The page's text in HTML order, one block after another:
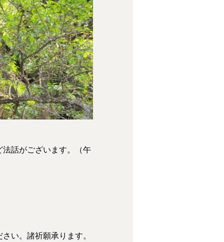
話がございます。（午
い。諸祈願承ります。